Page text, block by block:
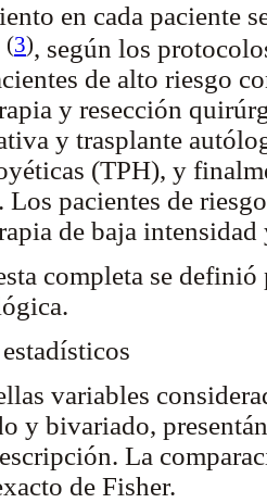
en cada paciente
(3), según los
de alto riesgo
y resección
y trasplante
(TPH), y
Los pacientes de
de baja
completa se
variables
y bivariado,
La
de Fisher.